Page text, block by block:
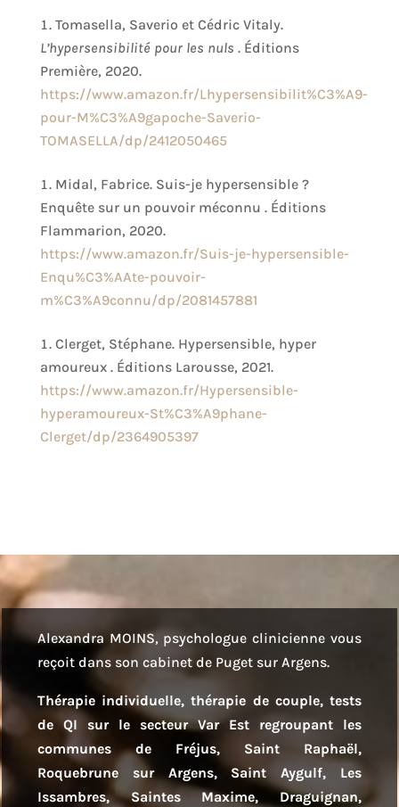
Tomasella, Saverio et Cédric Vitaly.
L’hypersensibilité pour les nuls . Éditions
Première, 2020.
https://www.amazon.fr/Lhypersensibilit%C3%A9-
pour-M%C3%A9gapoche-Saverio-
TOMASELLA/dp/2412050465
Midal, Fabrice. Suis-je hypersensible ?
Enquête sur un pouvoir méconnu . Éditions
Flammarion, 2020.
https://www.amazon.fr/Suis-je-hypersensible-
Enqu%C3%AAte-pouvoir-
m%C3%A9connu/dp/2081457881
Clerget, Stéphane. Hypersensible, hyper
amoureux . Éditions Larousse, 2021.
https://www.amazon.fr/Hypersensible-
hyperamoureux-St%C3%A9phane-
Clerget/dp/2364905397
Alexandra MOINS, psychologue clinicienne vous
reçoit dans son cabinet de Puget sur Argens.
Thérapie individuelle, thérapie de couple, tests
de QI sur le secteur Var Est regroupant les
communes de Fréjus, Saint Raphaël,
Roquebrune sur Argens, Saint Aygulf, Les
Issambres, Saintes Maxime, Draguignan,